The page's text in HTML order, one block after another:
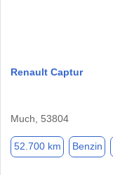
Renault Captur
Much, 53804
52.700 km Benzin